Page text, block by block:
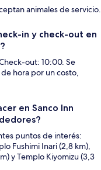
animales de servicio.
in y check-out en
out: 10:00. Se
hora por un costo,
en Sanco Inn
puntos de interés:
Fushimi Inari (2,8 km),
y Templo Kiyomizu (3,3